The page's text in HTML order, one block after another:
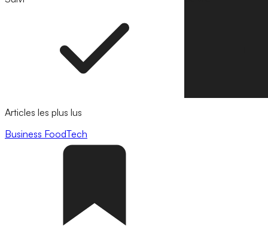
Articles les plus lus
Business FoodTech